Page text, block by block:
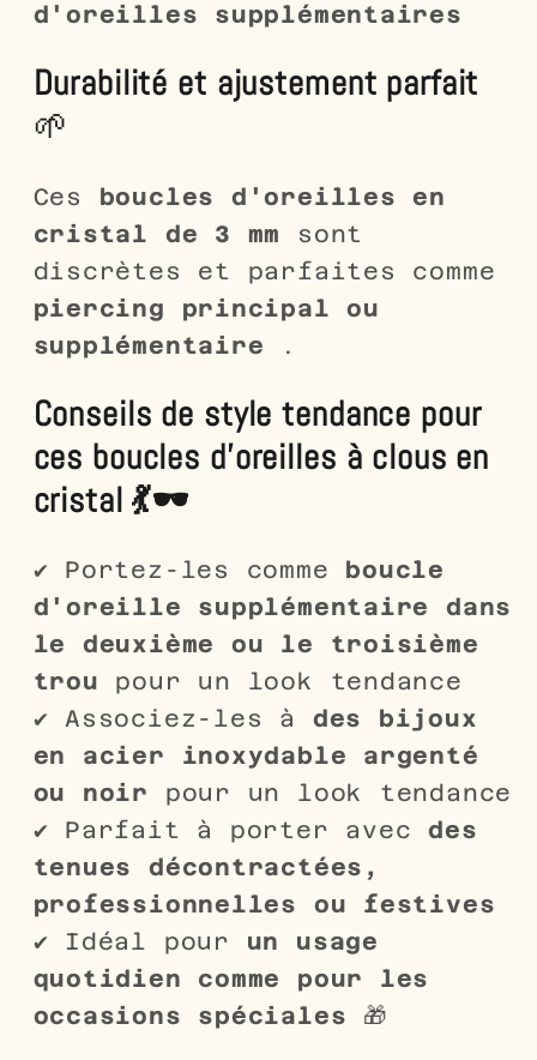
d'oreilles supplémentaires
Durabilité et ajustement parfait
🌱
Ces boucles d'oreilles en
cristal de 3 mm
sont
discrètes et parfaites comme
piercing principal ou
supplémentaire .
Conseils de style tendance pour
ces boucles d'oreilles à clous en
cristal 💃🕶️
✔ Portez-les comme boucle
d'oreille supplémentaire dans
le deuxième ou le troisième
trou pour un look tendance
✔ Associez-les à des bijoux
en acier inoxydable argenté
ou noir pour un look tendance
✔ Parfait à porter avecdes
tenues décontractées,
professionnelles ou festives
✔ Idéal pour un usage
quotidien comme pour les
occasions spéciales 🎁